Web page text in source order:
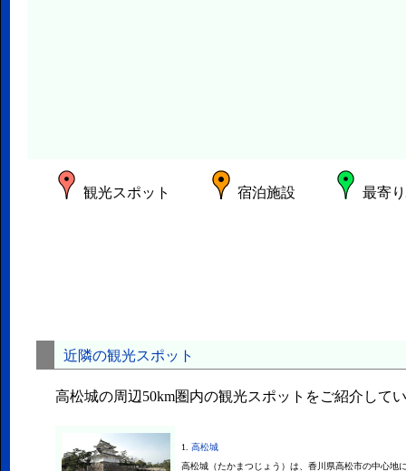
観光スポット 宿泊施設 最寄
近隣の観光スポット
高松城の周辺50km圏内の観光スポットをご紹介して
1.高松城
高松城（たかまつじょう）は、香川県高松市の中心地